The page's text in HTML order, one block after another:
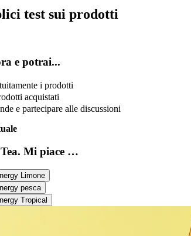
test sui prodotti
e potrai...
i prodotti
acquistati
e partecipare alle discussioni
Mi piace …
Limone
pesca
Tropical